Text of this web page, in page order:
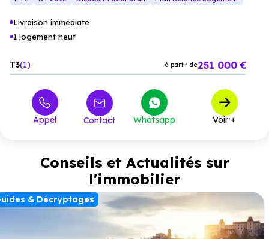
Livraison immédiate
1 logement neuf
T3 1 à partir de251 000 €
Appel Contact Whatsapp Voir +
Conseils et Actualités sur
l'immobilier
& Décryptages